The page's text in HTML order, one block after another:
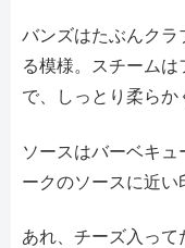
バンズはたぶんクラ
る模様。スチーム
で、しっとり柔らか
ソースはバーベキ
ークのソースに近い
あれ、チーズ入っ